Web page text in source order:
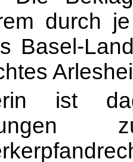
durch
Basel-
ist